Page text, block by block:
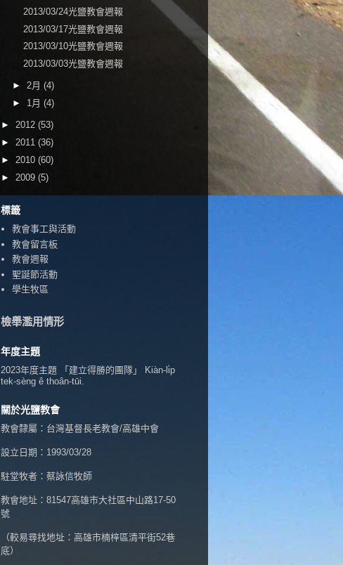
2013/03/24光鹽教會週報
2013/03/17光鹽教會週報
2013/03/10光鹽教會週報
2013/03/03光鹽教會週報
► 2月 (4)
► 1月 (4)
► 2012 (53)
► 2011 (36)
► 2010 (60)
► 2009 (5)
標籤
教會事工與活動
教會留言板
教會週報
聖誕節活動
學生牧區
檢舉濫用情形
年度主題
2023年度主題 「建立得勝的團隊」 Kiàn-li̍p
tek-sèng ê thoân-tūi.
關於光鹽教會
教會隸屬：台灣基督長老教會/高雄中會
設立日期：1993/03/28
駐堂牧者：蔡詠信牧師
教會地址： 81547高雄市大社區中山路17-50
號
（較易尋找地址：高雄市楠梓區清平街52巷
底）